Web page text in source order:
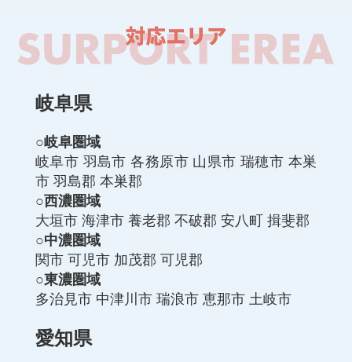
岐阜県
○岐阜圏域
岐阜市 羽島市 各務原市 山県市 瑞穂市 本巣
市 羽島郡 本巣郡
○西濃圏域
大垣市 海津市 養老郡 不破郡 安八町 揖斐郡
○中濃圏域
関市 可児市 加茂郡 可児郡
○東濃圏域
多治見市 中津川市 瑞浪市 恵那市 土岐市
愛知県